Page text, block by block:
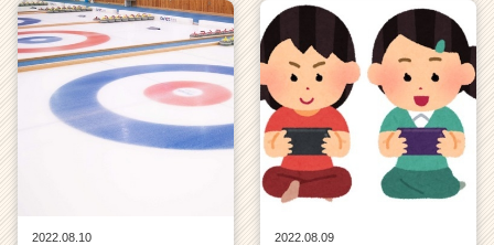
2022.08.10
2022.08.09